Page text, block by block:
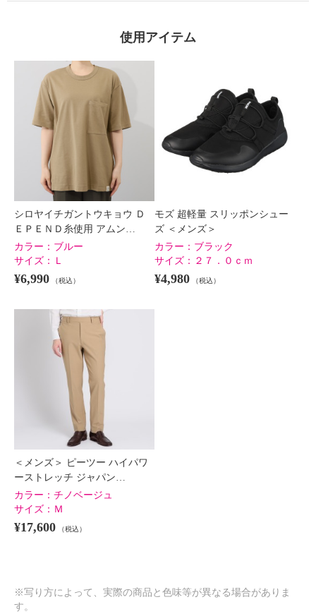
使用アイテム
シロヤイチガントウキョウ Ｄ
ＥＰＥＮＤ糸使用 アムン…
カラー： ブルー
サイズ：
Ｌ
¥6,990 （税込）
モズ 超軽量 スリッポンシュー
ズ ＜メンズ＞
カラー： ブラック
サイズ： ２７．０ｃｍ
¥4,980 （税込）
＜メンズ＞ ピーツー ハイパワ
ーストレッチ ジャパン…
カラー： チノベージュ
サイズ： Ｍ
¥17,600 （税込）
※写り方によって、実際の商品と色味等が異なる場合がありま
す。